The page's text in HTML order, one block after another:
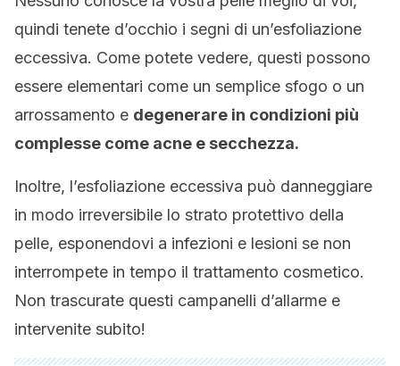
quindi tenete d’occhio i segni di un’esfoliazione
eccessiva. Come potete vedere, questi possono
essere elementari come un semplice sfogo o un
arrossamento e degenerare in condizioni più
complesse come acne e secchezza.
Inoltre, l’esfoliazione eccessiva può danneggiare
in modo irreversibile lo strato protettivo della
pelle, esponendovi a infezioni e lesioni se non
interrompete in tempo il trattamento cosmetico.
Non trascurate questi campanelli d’allarme e
intervenite subito!